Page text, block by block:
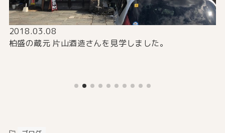
2018.03.08
柏盛の蔵元 片山酒造さんを見学しました。